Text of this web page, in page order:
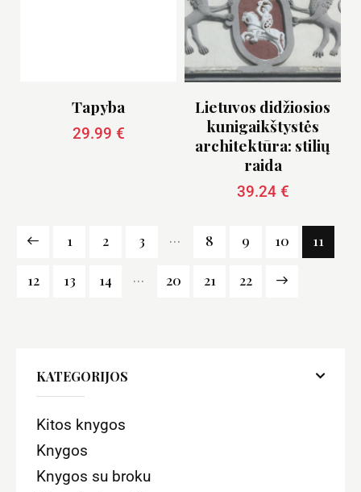
Tapyba
29.99 €
Lietuvos didžiosios
kunigaikštystės
architektūra: stilių
raida
39.24 €
1 2 3 … 8 9 10 11
12 13 14 … 20 21 22
→
KATEGORIJOS
Kitos knygos
Knygos
Knygos su broku